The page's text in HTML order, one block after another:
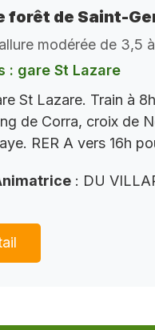
forêt de Saint-
modérée de 3,5
: gare St Lazare
St Lazare. Train à
de Corra, croix de
RER A vers 16h
: DU